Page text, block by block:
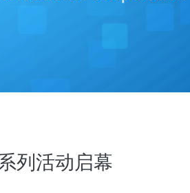
列活动启幕